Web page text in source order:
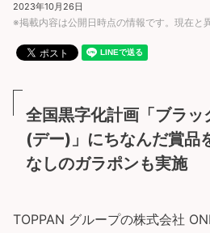
2023年10月26日
※掲載内容は公開日時点の情報です。現在と
全国黒字化計画「ブラッ
(デー)」にちなんだ賞品
なしのガラポンも実施
TOPPAN グループの株式会社